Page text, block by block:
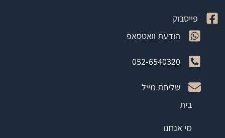
פייסבוק
הודעת וואטסאפ
052-6540320
שליחת מייל
בית
מי אנחנו